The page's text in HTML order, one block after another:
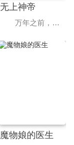
无上神帝
万年之前，仙王牧云因持有诛仙图而遭人暗算，残魂沉睡万年之后，在天运大陆南云帝国有名的“废物牧云”身上觉醒。牧云初醒，就受到了学生妙仙语的刻意刁难，牧云轻松的就化解了妙仙语的陷阱，并举一反三的说出了更多的炼丹技巧，让门外的炼丹大师莫问赏识不已。回到家中，牧云得知了要与秦家小姐秦梦瑶结亲的消息。秦梦瑶寒毒在身，活不过二十岁，结亲不过是为了牧家和秦家的利益。但牧林辰的劝说下，牧云以炼丹为条件，答应了这门亲事。炼出了淬骨丹，牧云的修为有了第一次提升。莫问时常来找牧云请教，而秦时雨一直想请莫问来治疗孙女秦梦瑶。莫问暗示让牧云一试，牧云阴差阳错下唤醒了体内的诛仙图，得知秦梦瑶体内的并非寒毒，而是冰凰神魄。牧云治好了秦梦瑶，冰凰神魄的力量使得秦梦瑶修为突飞猛进。在见识到了牧云的能力后，秦梦瑶对牧云充满了好奇和兴趣，于是成为了北云学院的导师，和牧云教导同一个班级。而追求秦梦瑶不成的东方玉，嫉妒仇恨之心燃起，誓与牧云势不两立。 牧云借着诛仙图突破修为，去北云山脉历练，妙仙语执意同行，途中牧云以一人之力猎杀十几头紫毛猎狼，让妙仙语十分震惊。而被人指派暗杀幕运动柳山四煞一路尾随，趁牧云脱力之机会，纷纷现身准备对牧云下手。
魔物娘的医生